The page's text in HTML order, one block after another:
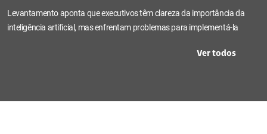
Levantamento aponta que executivos têm clareza da importância da
inteligência artificial, mas enfrentam problemas para implementá-la
Ver todos